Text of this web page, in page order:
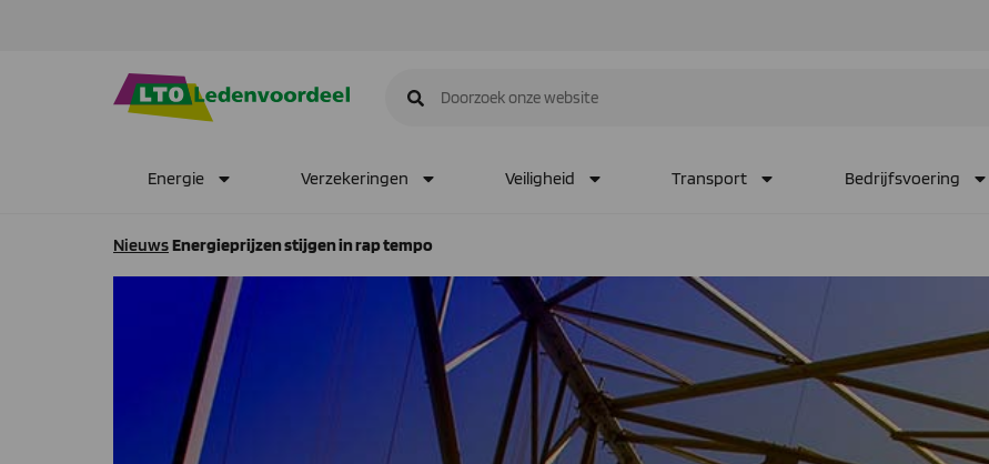
Energie Verzekeringen Veiligheid Transport Bedrijfsvoering
NieuwsEnergieprijzen stijgen in rap tempo